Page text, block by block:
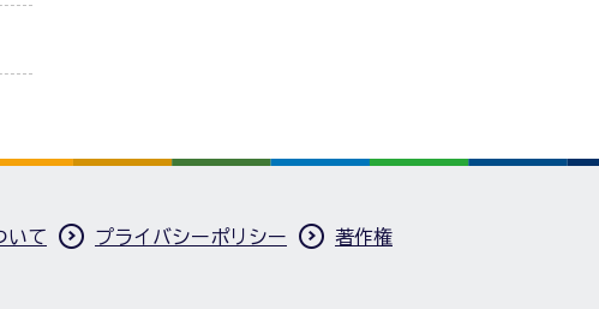
いて プライバシーポリシー 著作権